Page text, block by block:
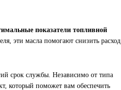
показатели топливной
эти масла помогают снизить расход
срок службы. Независимо от типа
который поможет вам обеспечить